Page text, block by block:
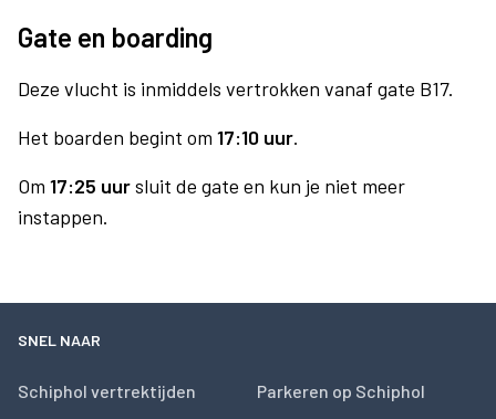
Gate en boarding
Deze vlucht is inmiddels vertrokken vanaf gate B17.
Het boarden begint om 17:10 uur.
Om 17:25 uursluit de gate en kun je niet meer
instappen.
SNEL NAAR
Schiphol vertrektijden Parkeren op Schiphol